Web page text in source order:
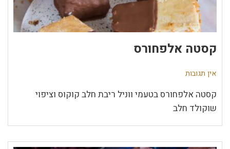
קסטה אלפחורס
אין תגובות
קסטה אלפחורס בטעמי ווניל ריבת חלב קוקוס וציפוי
שוקולד חלב